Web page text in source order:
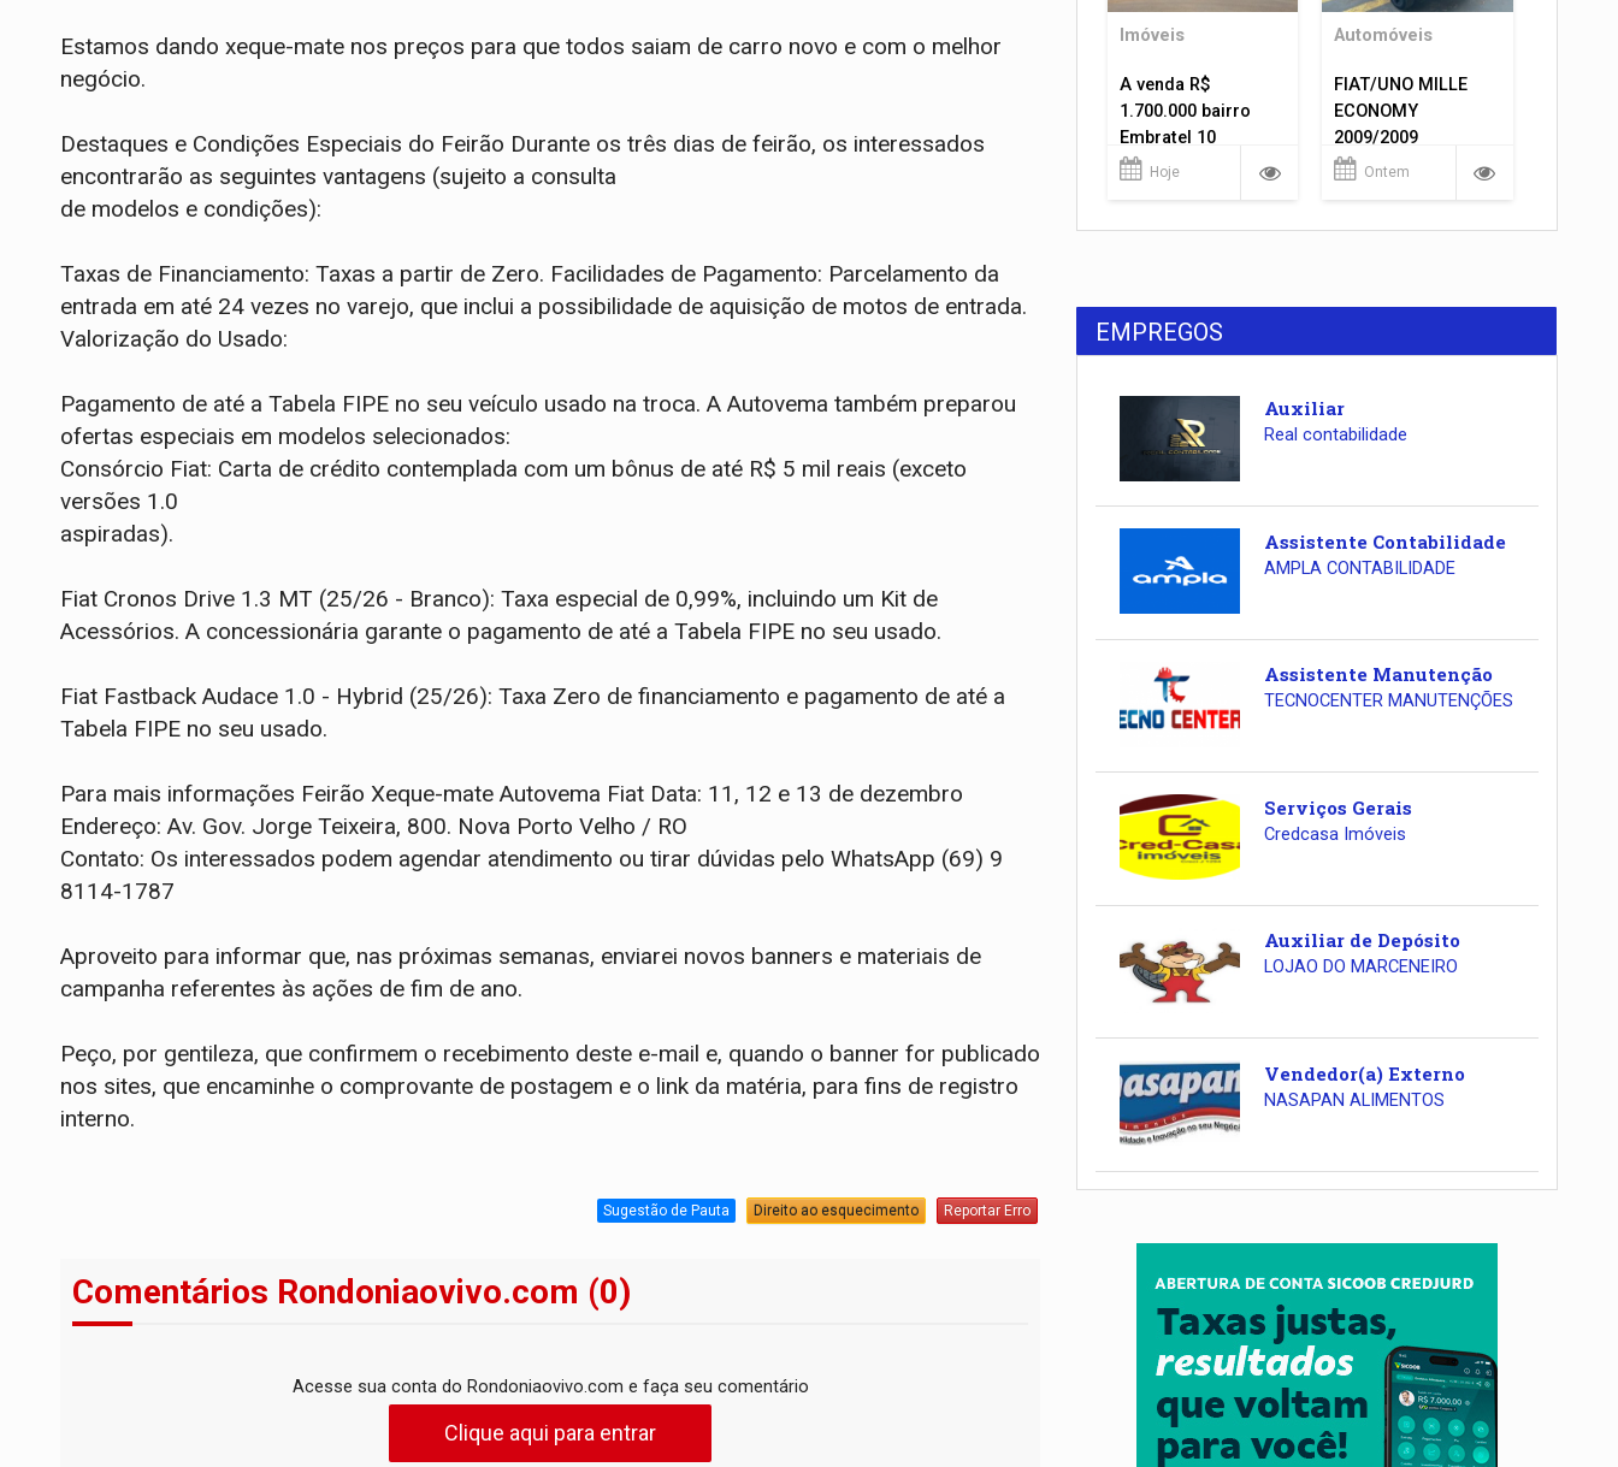
Estamos dando xeque-mate nos preços para que todos saiam de carro novo e com o melhor
negócio.
Destaques e Condições Especiais do Feirão Durante os três dias de feirão, os interessados
encontrarão as seguintes vantagens (sujeito a consulta
de modelos e condições):
Taxas de Financiamento: Taxas a partir de Zero. Facilidades de Pagamento: Parcelamento da
entrada em até 24 vezes no varejo, que inclui a possibilidade de aquisição de motos de entrada.
Valorização do Usado:
Pagamento de até a Tabela FIPE no seu veículo usado na troca. A Autovema também preparou
ofertas especiais em modelos selecionados:
Consórcio Fiat: Carta de crédito contemplada com um bônus de até R$ 5 mil reais (exceto
versões 1.0
aspiradas).
Fiat Cronos Drive 1.3 MT (25/26 - Branco): Taxa especial de 0,99%, incluindo um Kit de
Acessórios. A concessionária garante o pagamento de até a Tabela FIPE no seu usado.
Fiat Fastback Audace 1.0 - Hybrid (25/26): Taxa Zero de financiamento e pagamento de até a
Tabela FIPE no seu usado.
Para mais informações Feirão Xeque-mate Autovema Fiat Data: 11, 12 e 13 de dezembro
Endereço: Av. Gov. Jorge Teixeira, 800. Nova Porto Velho / RO
Contato: Os interessados podem agendar atendimento ou tirar dúvidas pelo WhatsApp (69) 9
8114-1787
Aproveito para informar que, nas próximas semanas, enviarei novos banners e materiais de
campanha referentes às ações de fim de ano.
Peço, por gentileza, que confirmem o recebimento deste e-mail e, quando o banner for publicado
nos sites, que encaminhe o comprovante de postagem e o link da matéria, para fins de registro
interno.
Sugestão de Pauta Direito ao esquecimento Reportar Erro
Comentários Rondoniaovivo.com (0)
Acesse sua conta do Rondoniaovivo.com e faça seu comentário
Clique aqui para entrar
Imóveis
A venda R$
1.700.000 bairro
Embratel 10
apartamentos!
Hoje
Automóveis
FIAT/UNO MILLE
ECONOMY
2009/2009
Ontem
EMPREGOS
Auxiliar
Real contabilidade
Assistente Contabilidade
AMPLA CONTABILIDADE
Assistente Manutenção
TECNOCENTER MANUTENÇÕES
Serviços Gerais
Credcasa Imóveis
Auxiliar de Depósito
LOJAO DO MARCENEIRO
Vendedor(a) Externo
NASAPAN ALIMENTOS